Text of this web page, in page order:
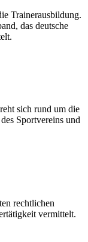
Trainerausbildung.
das deutsche
sich rund um die
Sportvereins und
rechtlichen
vermittelt.